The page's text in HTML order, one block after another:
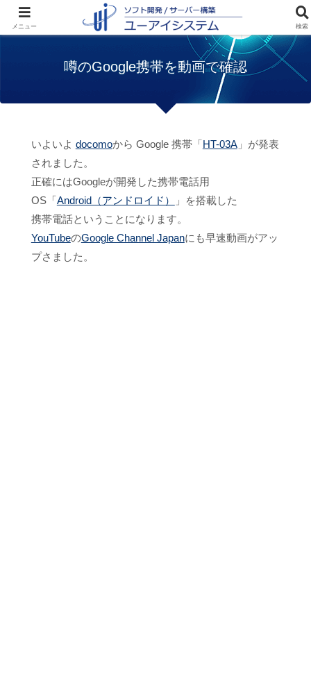
サイト紹介
噂のGoogle携帯を動画
で確認
噂のGoogle携帯を動画で確認
いよいよ docomoから Google 携帯「HT-03A」が発表
されました。
正確にはGoogleが開発した携帯電話用
OS「Android（アンドロイド）
」を搭載した
携帯電話ということになります。
YouTubeのGoogle Channel Japanにも早速動画がアッ
プさました。
メニュー 検索